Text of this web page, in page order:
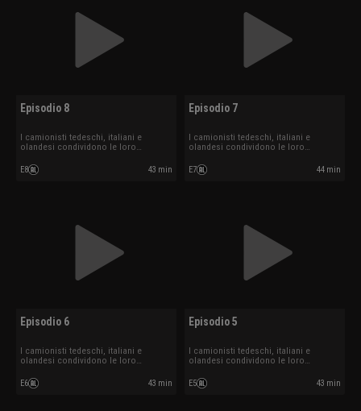
Episodio 8
I camionisti tedeschi, italiani e
olandesi condividono le loro
E8 43 min
Episodio 7
I camionisti tedeschi, italiani e
olandesi condividono le loro
E7 44 min
Episodio 6
I camionisti tedeschi, italiani e
olandesi condividono le loro
E6 43 min
Episodio 5
I camionisti tedeschi, italiani e
olandesi condividono le loro
E5 43 min